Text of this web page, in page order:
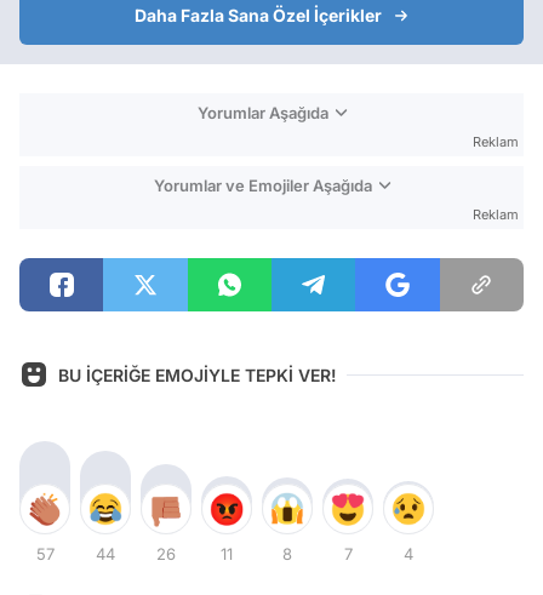
Daha Fazla Sana Özel İçerikler
Yorumlar Aşağıda
Reklam
Yorumlar ve Emojiler Aşağıda
Reklam
BU İÇERİĞE EMOJİYLE TEPKİ VER!
57 44 26 11 8 7 4